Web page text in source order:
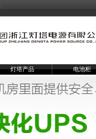
灯塔产品 电池柜